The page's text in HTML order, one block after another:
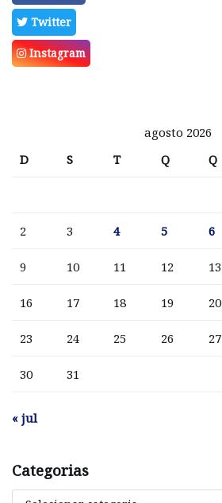
Twitter
Instagram
agosto 2026
D
S T Q Q
2 3 4 5 6
9 10 11 12 13
16 17 18 19 20
23 24 25 26 27
30 31
« jul
Categorias